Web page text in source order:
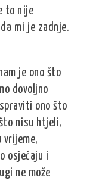
to nije
mi je zadnje.
je ono što
dovoljno
ono što
nisu htjeli,
vrijeme,
osjećaju i
ne može